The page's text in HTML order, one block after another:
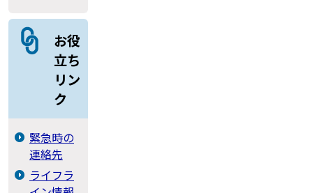
お役
立ち
リン
ク
緊急時の
連絡先
ライフラ